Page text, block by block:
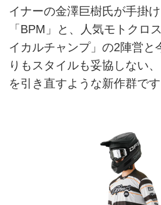
イナーの金澤巨樹氏が手掛
「BPM」と、人気モトクロ
イカルチャンプ」の2陣営と
りもスタイルも妥協しない
を引き直すような新作群です